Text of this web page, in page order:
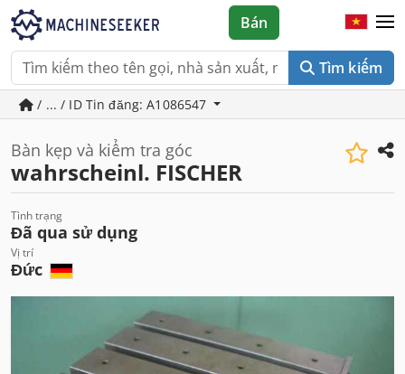
Tìm kiếm
Bán
/ ... / ID Tin đăng: A1086547
Bàn kẹp và kiểm tra góc
wahrscheinl. FISCHER
Tình trạng
Đã qua sử dụng
Vị trí
Đức